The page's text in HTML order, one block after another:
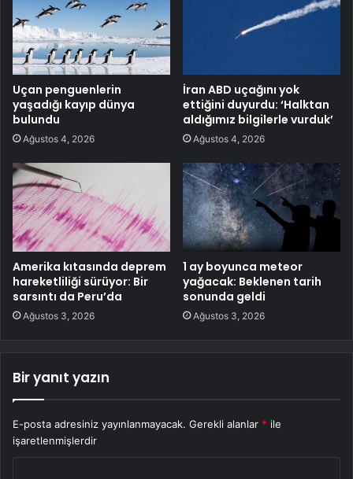
Uçan penguenlerin
yaşadığı kayıp dünya
bulundu
Ağustos 4, 2026
İran ABD uçağını yok
ettiğini duyurdu: ‘Halktan
aldığımız bilgilerle vurduk’
Ağustos 4, 2026
Amerika kıtasında deprem
hareketliliği sürüyor: Bir
sarsıntı da Peru’da
Ağustos 3, 2026
1 ay boyunca meteor
yağacak: Beklenen tarih
sonunda geldi
Ağustos 3, 2026
Bir yanıt yazın
E-posta adresiniz yayınlanmayacak. Gerekli alanlar * ile
işaretlenmişlerdir